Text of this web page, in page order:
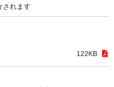
されます
122KB